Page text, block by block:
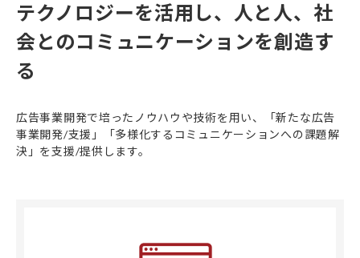
テクノロジーを活用し、 人と人、社
会とのコミュニケーションを創造す
る
広告事業開発で培ったノウハウや技術を用い、「新たな広告
事業開発/支援」「多様化するコミュニケーションへの課題解
決」を支援/提供します。